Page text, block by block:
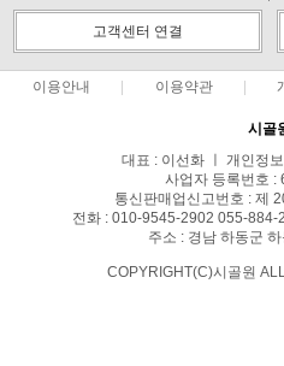
고객센터 연결
이용안내 이용약관
시골
대표 : 이선화 ㅣ 개인정
사업자 등록번호 :
통신판매업신고번호 : 제
전화 : 010-9545-2902 055-
주소 : 경남 하동군
COPYRIGHT(C)시골원